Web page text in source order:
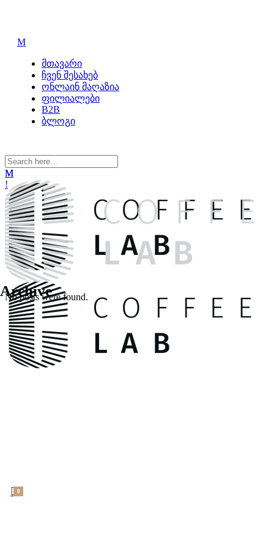
მთავარი
ჩვენ შესახებ
ონლაინ მაღაზია
ფილიალები
B2B
ბლოგი
0
Archive
No posts were found.